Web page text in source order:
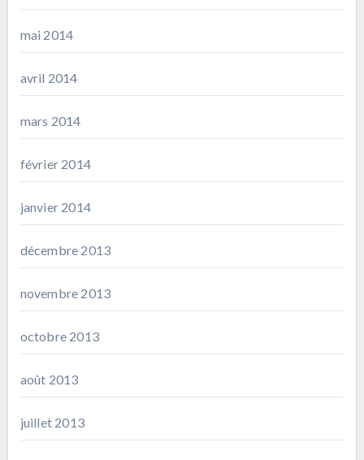
mai 2014
avril 2014
mars 2014
février 2014
janvier 2014
décembre 2013
novembre 2013
octobre 2013
août 2013
juillet 2013